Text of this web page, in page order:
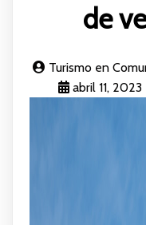
de
Turismo en
abril 11, 2023